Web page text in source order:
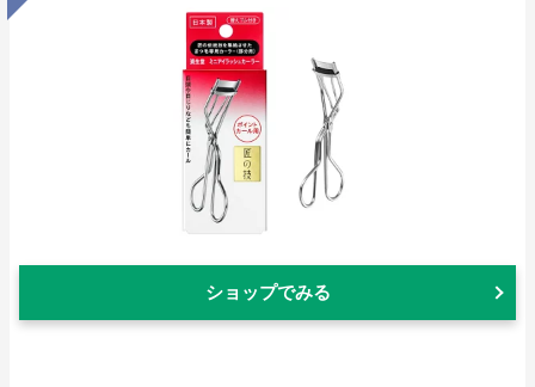
ショップでみる